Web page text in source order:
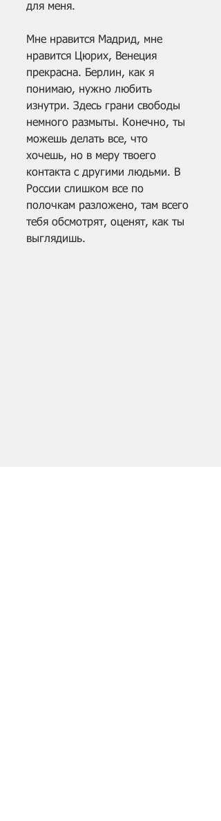
для меня.
Мне нравится Мадрид, мне
нравится Цюрих, Венеция
прекрасна. Берлин, как я
понимаю, нужно любить
изнутри. Здесь грани свободы
немного размыты. Конечно, ты
можешь делать все, что
хочешь, но в меру твоего
контакта с другими людьми. В
России слишком все по
полочкам разложено, там всего
тебя обсмотрят, оценят, как ты
выглядишь.